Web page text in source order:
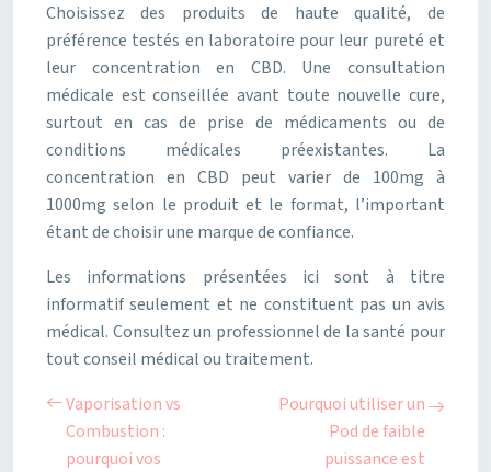
Choisissez des produits de haute qualité, de
préférence testés en laboratoire pour leur pureté et
leur concentration en CBD. Une consultation
médicale est conseillée avant toute nouvelle cure,
surtout en cas de prise de médicaments ou de
conditions médicales préexistantes. La
concentration en CBD peut varier de 100mg à
1000mg selon le produit et le format, l’important
étant de choisir une marque de confiance.
Les informations présentées ici sont à titre
informatif seulement et ne constituent pas un avis
médical. Consultez un professionnel de la santé pour
tout conseil médical ou traitement.
Vaporisation vs
Combustion :
pourquoi vos
Pourquoi utiliser un
Pod de faible
puissance est